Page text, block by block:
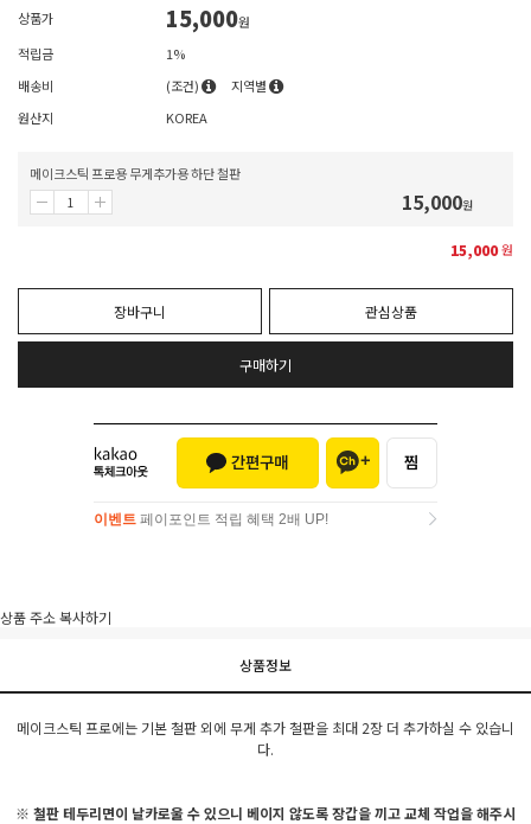
상품가 15,000원
적립금
1%
배송비
(조건)
지역별
원산지
KOREA
메이크스틱 프로용 무게추가용 하단 철판
15,000원
15,000원
장바구니 관심상품
구매하기
이벤트 페이포인트 적립 혜택 2배 UP!
상품 주소 복사하기
상품정보
메이크스틱 프로에는 기본 철판 외에 무게 추가 철판을 최대 2장 더 추가하실 수 있습니
다.
※ 철판 테두리면이 날카로울 수 있으니 베이지 않도록 장갑을 끼고 교체 작업을 해주시